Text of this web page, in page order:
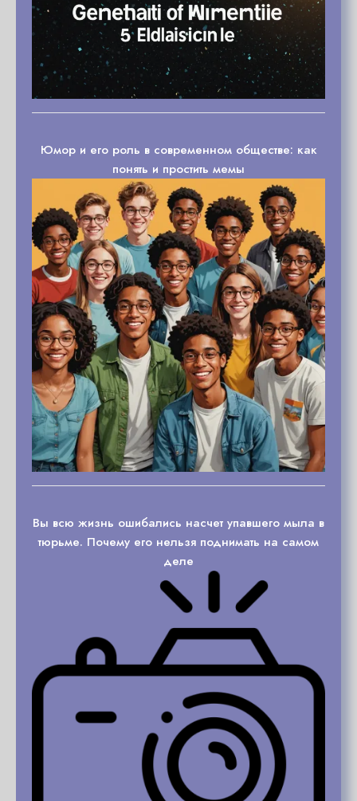
Юмор и его роль в современном обществе: как
понять и простить мемы
Вы всю жизнь ошибались насчет упавшего мыла в
тюрьме. Почему его нельзя поднимать на самом
деле